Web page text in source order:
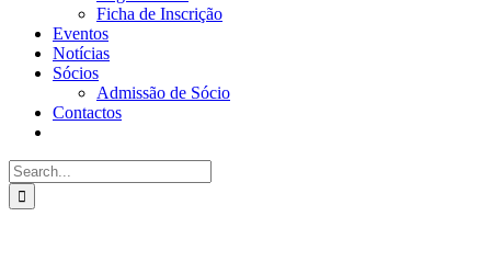
Ficha de Inscrição
Eventos
Notícias
Sócios
Admissão de Sócio
Contactos
Search
for: